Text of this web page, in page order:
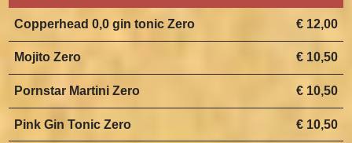
€ 12,00
Copperhead 0,0 gin tonic Zero
€ 10,50
Mojito Zero
€ 10,50
Pornstar Martini Zero
€ 10,50
Pink Gin Tonic Zero